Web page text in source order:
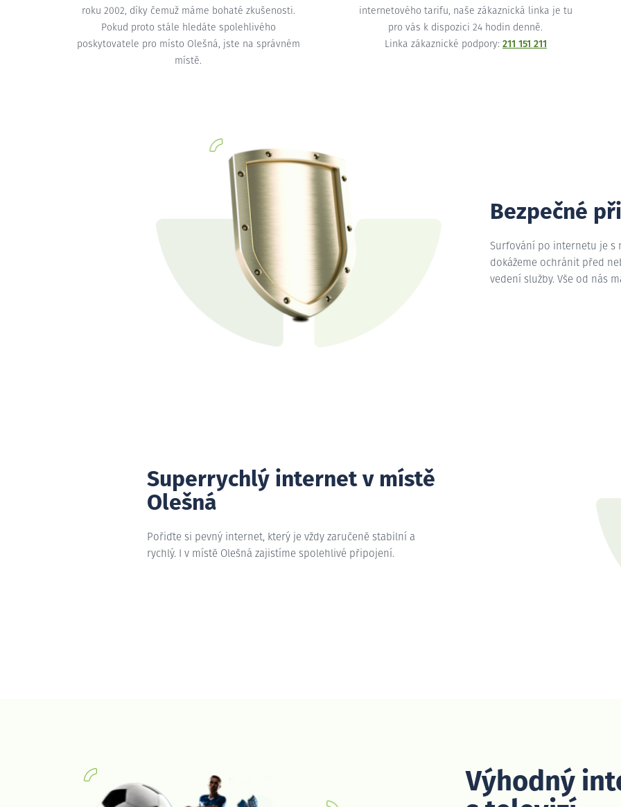
roku 2002, díky čemuž máme bohaté zkušenosti.
Pokud proto stále hledáte spolehlivého
poskytovatele pro místo Olešná, jste na správném
místě.
internetového tarifu, naše zákaznická linka je tu
pro vás k dispozici 24 hodin denně.
Linka zákaznické podpory: 211 151 211
Bezpečné
Surfování po internetu je s
dokážeme ochránit před
vedení služby. Vše od nás
Superrychlý internet v místě
Olešná
Pořiďte si pevný internet, který je vždy zaručeně stabilní a
rychlý. I v místě Olešná zajistíme spolehlivé připojení.
Výhodný